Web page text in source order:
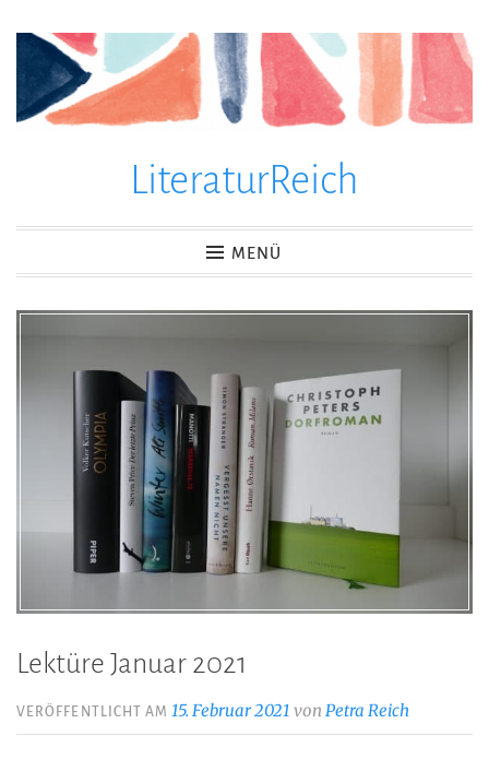
Zum
springen
LiteraturReich
MENÜ
Lektüre Januar 2021
VERÖFFENTLICHT AM15. Februar 2021 vonPetra Reich